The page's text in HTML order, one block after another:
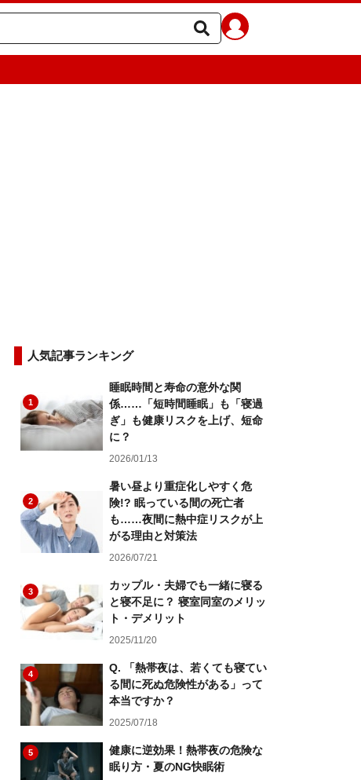
人気記事ランキング
1
睡眠時間と寿命の意外な関
係……「短時間睡眠」も「寝過
ぎ」も健康リスクを上げ、短命
に？
2026/01/13
2
暑い昼より重症化しやすく危
険!? 眠っている間の死亡者
も……夜間に熱中症リスクが上
がる理由と対策法
2026/07/21
3
カップル・夫婦でも一緒に寝る
と寝不足に？ 寝室同室のメリッ
ト・デメリット
2025/11/20
4
Q. 「熱帯夜は、若くても寝てい
る間に死ぬ危険性がある」って
本当ですか？
2025/07/18
5
健康に逆効果！熱帯夜の危険な
眠り方・夏のNG快眠術